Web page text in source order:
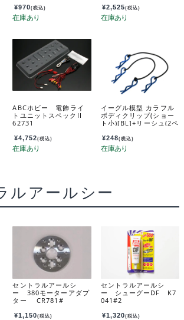
¥970(税込) ¥2,525(税込)
ABCホビー 電飾ライ
トユニットスペックII
62731
¥4,752(税込)
イーグル模型 カラフル
ボディクリップ(ショー
ト小)[BL]+リーシュ(2ペ
¥248(税込)
ルアールシー
セントラルアールシ
ー 380モーターアダプ
ター CR781#
¥1,150(税込)
セントラルアールシ
ー シューグーDF K7
041#2
¥1,320(税込)